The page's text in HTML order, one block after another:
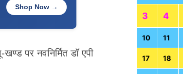
Shop Now →
पर नवनिर्मित डॉ एपी
3 4
10 11
17 18